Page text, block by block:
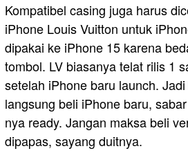
Kompatibel casing juga harus
iPhone Louis Vuitton untuk
dipakai ke iPhone 15 karena
tombol. LV biasanya telat rilis 1
setelah iPhone baru launch.
langsung beli iPhone baru,
nya ready. Jangan maksa beli
dipapas, sayang duitnya.